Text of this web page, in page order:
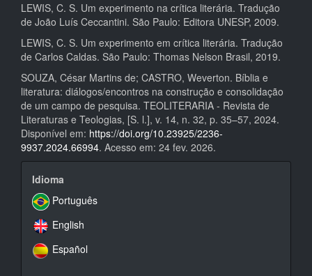
LEWIS, C. S. Um experimento na crítica literária. Tradução
de João Luís Ceccantini. São Paulo: Editora UNESP, 2009.
LEWIS, C. S. Um experimento em crítica literária. Tradução
de Carlos Caldas. São Paulo: Thomas Nelson Brasil, 2019.
SOUZA, César Martins de; CASTRO, Weverton. Bíblia e
literatura: diálogos/encontros na construção e consolidação
de um campo de pesquisa. TEOLITERARIA - Revista de
Literaturas e Teologias, [S. l.], v. 14, n. 32, p. 35–57, 2024.
Disponível em: https://doi.org/10.23925/2236-
9937.2024.66994. Acesso em: 24 fev. 2026.
idioma
Idioma
Português
English
Español